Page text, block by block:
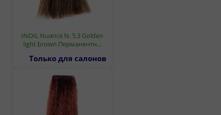
INOIL Nuance N. 5.3 Golden
light brown Перманентн…
Только для салонов